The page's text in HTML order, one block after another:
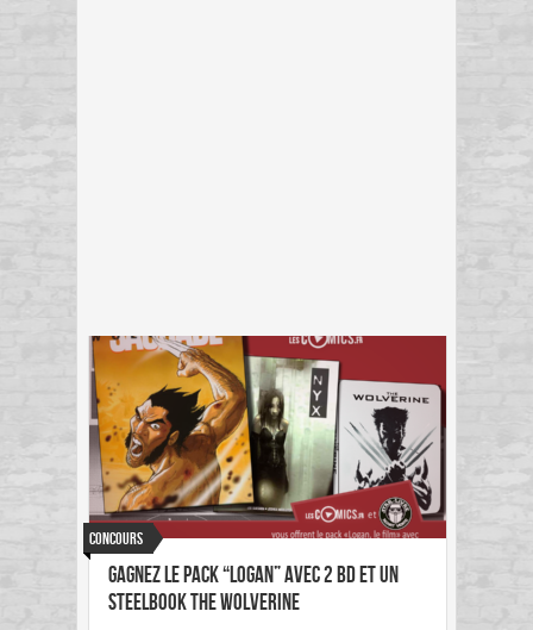
Concours
Gagnez le pack “Logan” avec 2 BD et un
steelbook The Wolverine